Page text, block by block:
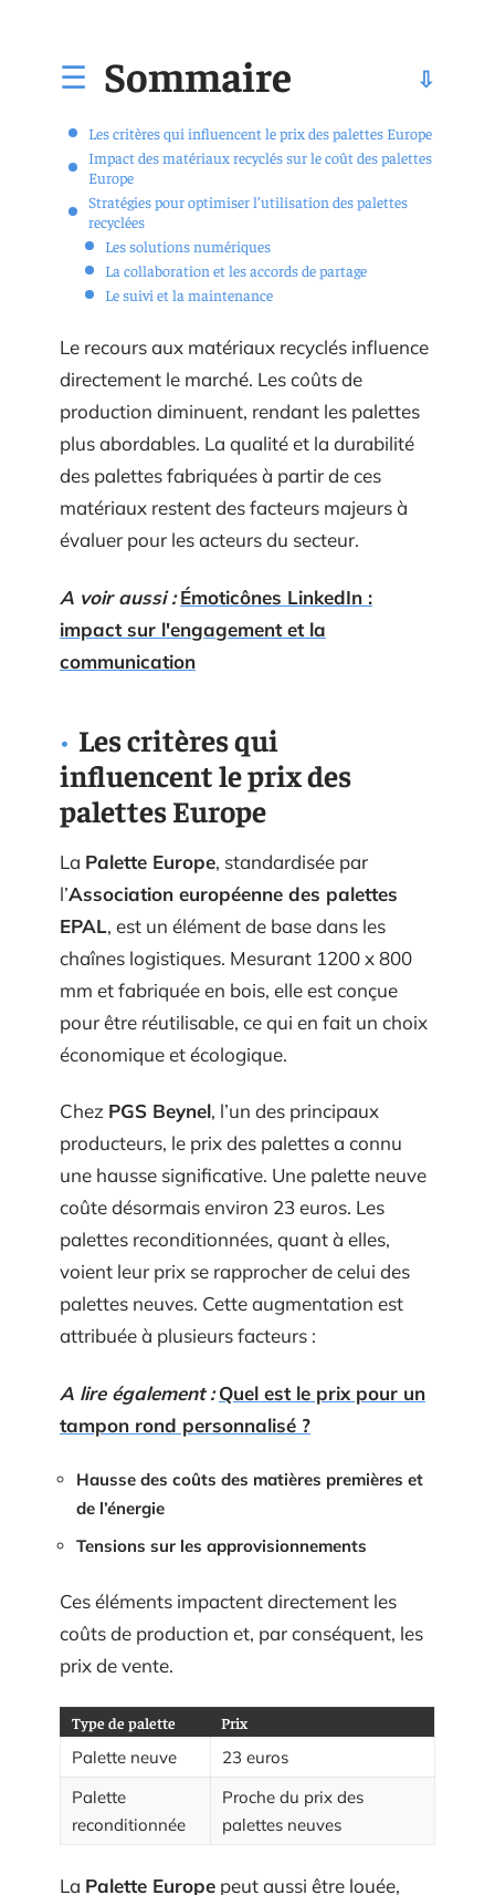
Sommaire
Les critères qui influencent le prix des palettes Europe
Impact des matériaux recyclés sur le coût des palettes
Europe
Stratégies pour optimiser l’utilisation des palettes
recyclées
Les solutions numériques
La collaboration et les accords de partage
Le suivi et la maintenance
Le recours aux matériaux recyclés influence
directement le marché. Les coûts de
production diminuent, rendant les palettes
plus abordables. La qualité et la durabilité
des palettes fabriquées à partir de ces
matériaux restent des facteurs majeurs à
évaluer pour les acteurs du secteur.
A voir aussi : Émoticônes LinkedIn :
impact sur l'engagement et la
communication
Les critères qui
influencent le prix des
palettes Europe
La Palette Europe, standardisée par
l’Association européenne des palettes
EPAL, est un élément de base dans les
chaînes logistiques. Mesurant 1200 x 800
mm et fabriquée en bois, elle est conçue
pour être réutilisable, ce qui en fait un choix
économique et écologique.
Chez PGS Beynel, l’un des principaux
producteurs, le prix des palettes a connu
une hausse significative. Une palette neuve
coûte désormais environ 23 euros. Les
palettes reconditionnées, quant à elles,
voient leur prix se rapprocher de celui des
palettes neuves. Cette augmentation est
attribuée à plusieurs facteurs :
A lire également : Quel est le prix pour un
tampon rond personnalisé ?
Hausse des coûts des matières premières et
de l’énergie
Tensions sur les approvisionnements
Ces éléments impactent directement les
coûts de production et, par conséquent, les
prix de vente.
Type de palette Prix
Palette neuve
23 euros
Palette
reconditionnée
Proche du prix des
palettes neuves
La Palette Europe peut aussi être louée,